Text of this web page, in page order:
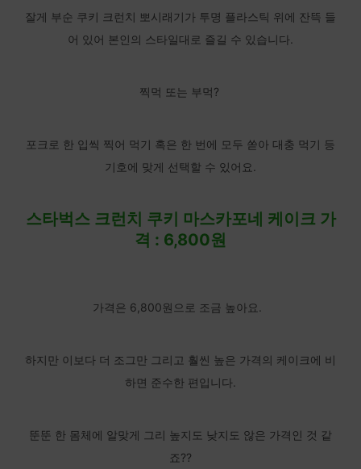
잘게 부순 쿠키 크런치 뽀시래기가 투명 플라스틱 위에 잔뜩 들
어 있어 본인의 스타일대로 즐길 수 있습니다.
찍먹 또는 부먹?
포크로 한 입씩 찍어 먹기 혹은 한 번에 모두 쏟아 대충 먹기 등
기호에 맞게 선택할 수 있어요.
스타벅스 크런치 쿠키 마스카포네 케이크 가
격 : 6,800원
가격은 6,800원으로 조금 높아요.
하지만 이보다 더 조그만 그리고 훨씬 높은 가격의 케이크에 비
하면 준수한 편입니다.
뚠뚠 한 몸체에 알맞게 그리 높지도 낮지도 않은 가격인 것 같
죠??